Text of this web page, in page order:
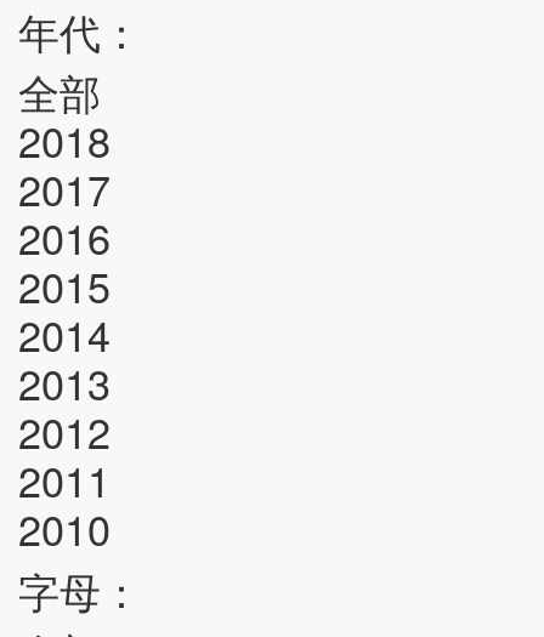
年代：
全部
2018
2017
2016
2015
2014
2013
2012
2011
2010
字母：